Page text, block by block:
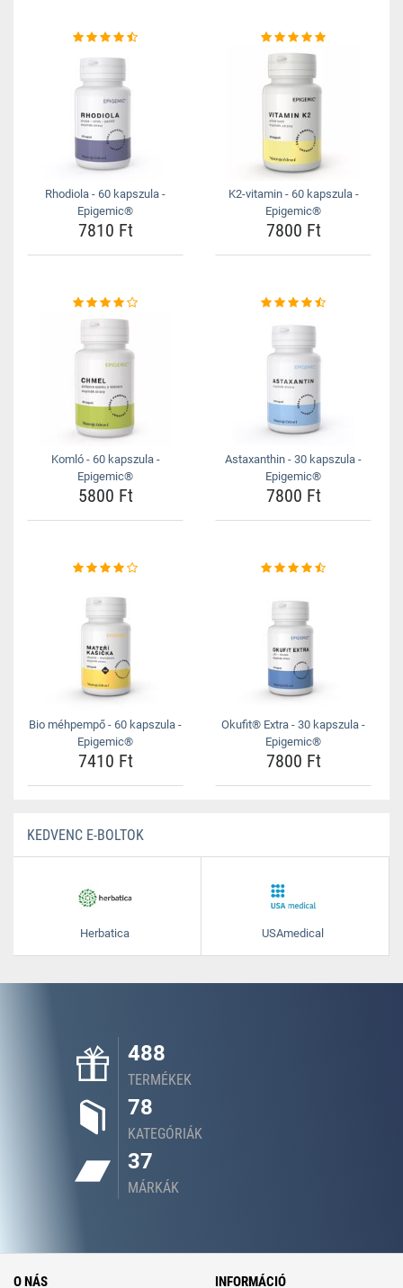
Rhodiola - 60 kapszula -
Epigemic®
7810 Ft
K2-vitamin - 60 kapszula -
Epigemic®
7800 Ft
Komló - 60 kapszula -
Epigemic®
5800 Ft
Astaxanthin - 30 kapszula -
Epigemic®
7800 Ft
Bio méhpempő - 60 kapszula -
Epigemic®
7410 Ft
Okufit® Extra - 30 kapszula -
Epigemic®
7800 Ft
KEDVENC E-BOLTOK
Herbatica USAmedical
488
TERMÉKEK
78
KATEGÓRIÁK
37
MÁRKÁK
O NÁS INFORMÁCIÓ